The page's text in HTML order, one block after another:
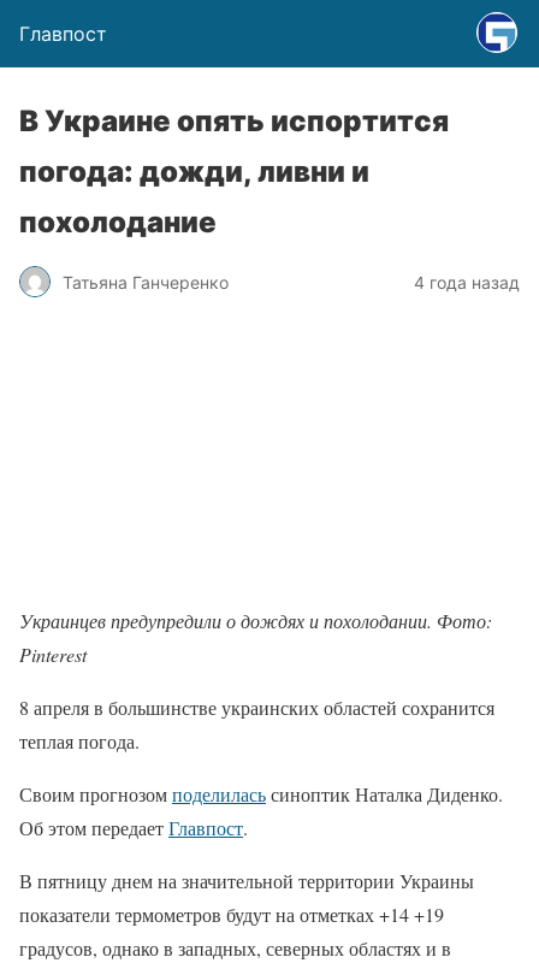
Главпост
В Украине опять испортится
погода: дожди, ливни и
похолодание
Татьяна Ганчеренко 4 года назад
Украинцев предупредили о дождях и похолодании. Фото:
Pinterest
8 апреля в большинстве украинских областей сохранится
теплая погода.
Своим прогнозомподелиласьсиноптик Наталка Диденко.
Об этом передаетГлавпост.
В пятницу днем на значительной территории Украины
показатели термометров будут на отметках +14 +19
градусов, однако в западных, северных областях и в